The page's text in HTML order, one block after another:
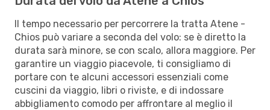
Il tempo necessario per percorrere la tratta Atene -
Chios può variare a seconda del volo: se è diretto la
durata sarà minore, se con scalo, allora maggiore. Per
garantire un viaggio piacevole, ti consigliamo di
portare con te alcuni accessori essenziali come
cuscini da viaggio, libri o riviste, e di indossare
abbigliamento comodo per affrontare al meglio il